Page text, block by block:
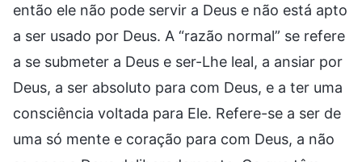
então ele não pode servir a Deus e não está apto
a ser usado por Deus. A “razão normal” se refere
a se submeter a Deus e ser-Lhe leal, a ansiar por
Deus, a ser absoluto para com Deus, e a ter uma
consciência voltada para Ele. Refere-se a ser de
uma só mente e coração para com Deus, a não